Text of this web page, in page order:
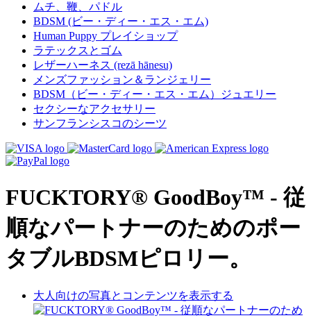
ムチ、鞭、パドル
BDSM (ビー・ディー・エス・エム)
Human Puppy プレイショップ
ラテックスとゴム
レザーハーネス (rezā hānesu)
メンズファッション＆ランジェリー
BDSM（ビー・ディー・エス・エム）ジュエリー
セクシーなアクセサリー
サンフランシスコのシーツ
FUCKTORY® GoodBoy™ - 従
順なパートナーのためのポー
タブルBDSMピロリー。
大人向けの写真とコンテンツを表示する